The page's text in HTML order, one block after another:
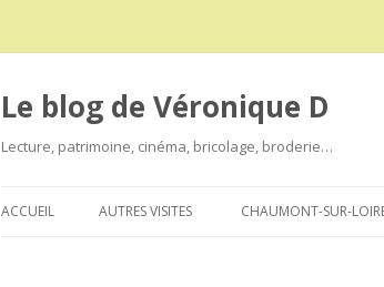
Le blog de Véronique D
Lecture, patrimoine, cinéma, bricolage, broderie…
ACCUEIL AUTRES VISITES CHAUMONT-SUR-